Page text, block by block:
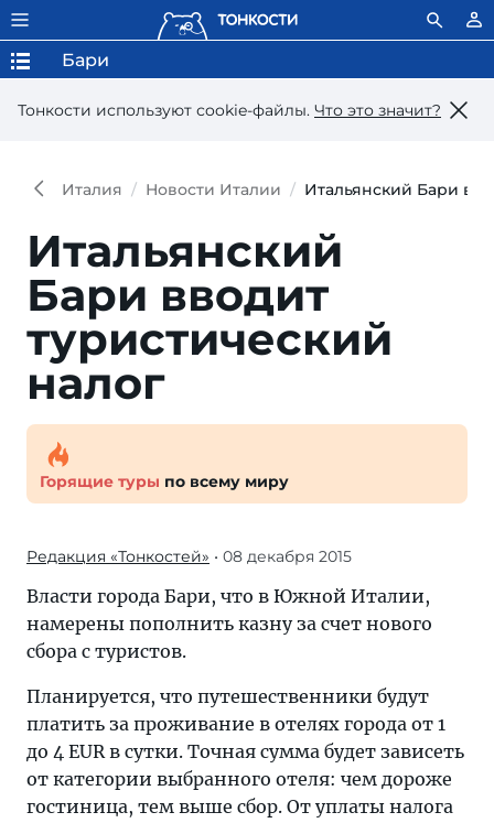
Тонкости используют сookie-файлы. Что это значит?
Бари
Италия Новости Италии Итальянский Бари
Итальянский
Бари вводит
туристический
налог
Горящие туры по всему миру
Редакция «Тонкостей» • 08 декабря 2015
Власти города Бари, что в Южной Италии,
намерены пополнить казну за счет нового
сбора с туристов.
Планируется, что путешественники будут
платить за проживание в отелях города от 1
до 4 EUR в сутки. Точная сумма будет зависеть
от категории выбранного отеля: чем дороже
гостиница, тем выше сбор. От уплаты налога